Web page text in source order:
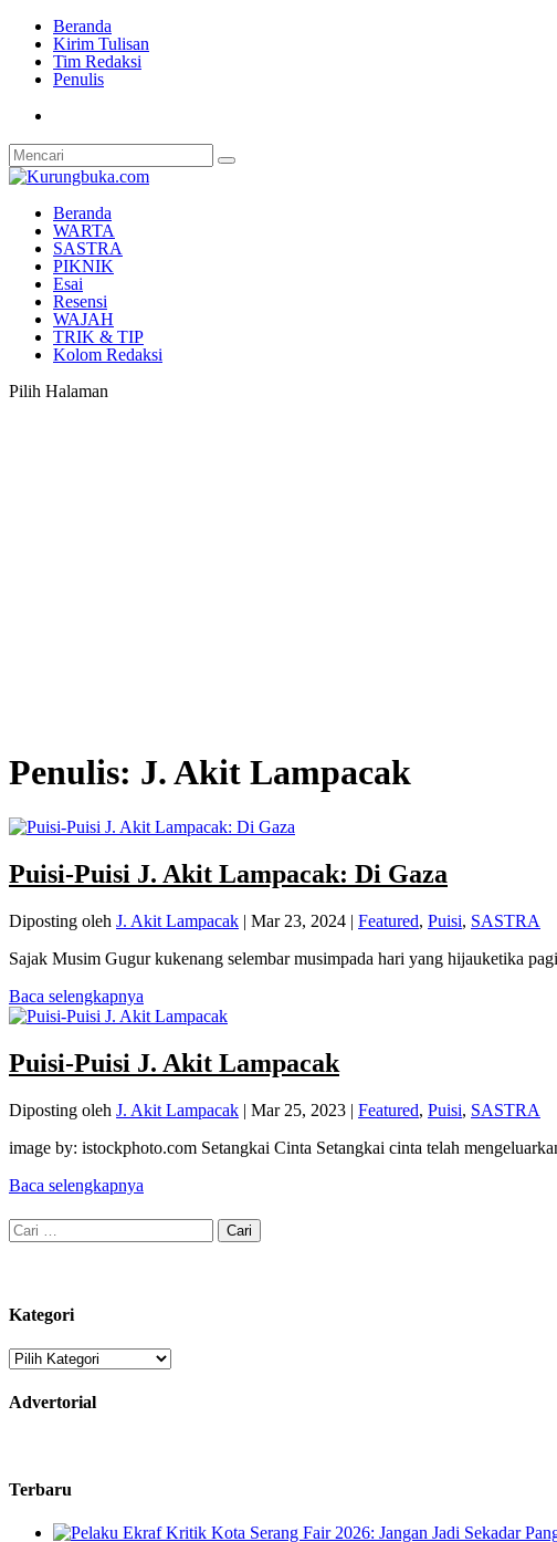
Beranda
Kirim Tulisan
Tim Redaksi
Penulis
Beranda
WARTA
SASTRA
PIKNIK
Esai
Resensi
WAJAH
TRIK & TIP
Kolom Redaksi
Pilih Halaman
Penulis: J. Akit Lampacak
Puisi-Puisi J. Akit Lampacak: Di Gaza
Diposting oleh J. Akit Lampacak | Mar 23, 2024 | Featured, Puisi, SASTRA
Sajak Musim Gugur kukenang selembar musimpada hari yang hijauketika
Baca selengkapnya
Puisi-Puisi J. Akit Lampacak
Diposting oleh J. Akit Lampacak | Mar 25, 2023 | Featured, Puisi, SASTRA
image by: istockphoto.com Setangkai Cinta Setangkai cinta telah
Baca selengkapnya
Cari
untuk:
Kategori
Kategori
Advertorial
Terbaru